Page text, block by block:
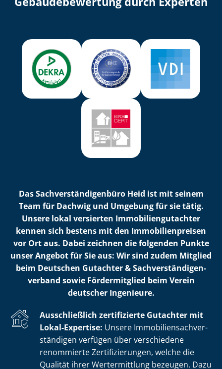
Das Sach­ver­stän­di­gen­bü­ro Heid ist mit seinem
Team für Dachwig und Umgebung für sie tätig.
Unsere lokal versierten Im­mo­bi­li­en­gut­ach­ter
kennen sich bestens mit den Im­mo­bi­li­en­prei­sen
vor Ort aus. Dabei zeichnen die folgenden Punkte
unser Angebot für Sie aus: Wir sind zudem Mitglied
beim Deutschen Gutachter & Sach­ver­stän­di­gen­
ver­band sowie Fördermitglied beim Verein
deutscher Ingenieure.
Ausschließlich zertifizierte Gutachter mit
Lokal-Expertise: Unsere Im­mo­bi­li­en­sach­ver­
stän­di­gen verfügen über verschiedene
renommierte Zer­ti­fi­zie­run­gen, welche die
Qualität ihrer Wertermittlung bezeugen. Dazu